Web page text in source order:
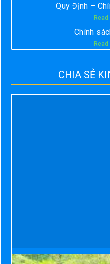
Quy Định –
Read
Chính
Read
CHIA SẺ